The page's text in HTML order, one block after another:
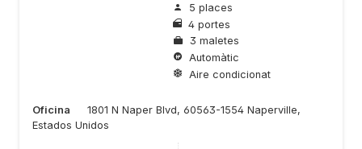
5 places
4 portes
3 maletes
Automàtic
Aire condicionat
Oficina
1801 N Naper Blvd, 60563-1554 Naperville,
Estados Unidos